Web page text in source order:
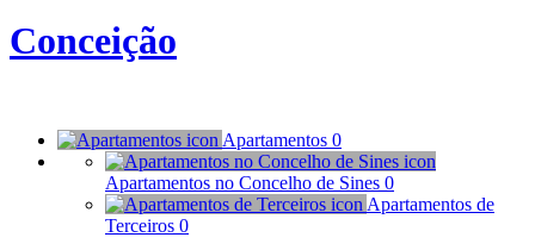
Conceição
Apartamentos 0
Apartamentos no Concelho de Sines 0
Apartamentos de
Terceiros 0